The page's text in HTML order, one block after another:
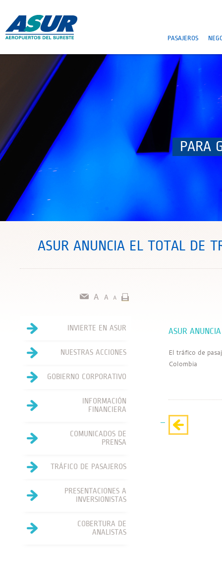
PASAJEROS
PARA
ASUR ANUNCIA EL TOTAL DE
ASUR
El tráfico de
Colombia
INVIERTE EN ASUR
NUESTRAS ACCIONES
GOBIERNO CORPORATIVO
INFORMACIÓN
FINANCIERA
COMUNICADOS DE
PRENSA
TRÁFICO DE PASAJEROS
PRESENTACIONES A
INVERSIONISTAS
COBERTURA DE
ANALISTAS